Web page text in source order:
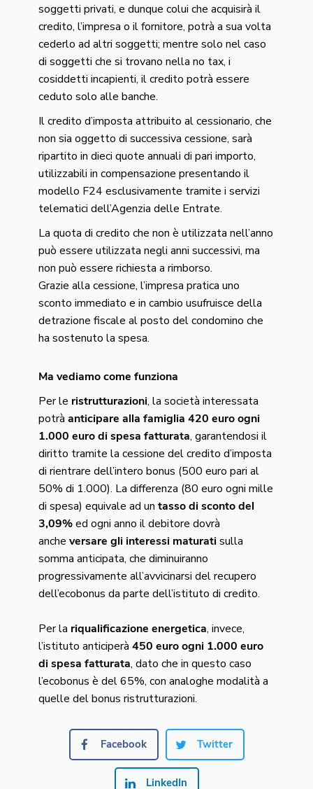
soggetti privati, e dunque colui che acquisirà il
credito, l’impresa o il fornitore, potrà a sua volta
cederlo ad altri soggetti; mentre solo nel caso
di soggetti che si trovano nella no tax, i
cosiddetti incapienti, il credito potrà essere
ceduto solo alle banche.
Il credito d’imposta attribuito al cessionario, che
non sia oggetto di successiva cessione, sarà
ripartito in dieci quote annuali di pari importo,
utilizzabili in compensazione presentando il
modello F24 esclusivamente tramite i servizi
telematici dell’Agenzia delle Entrate.
La quota di credito che non è utilizzata nell’anno
può essere utilizzata negli anni successivi, ma
non può essere richiesta a rimborso.
Grazie alla cessione, l’impresa pratica uno
sconto immediato e in cambio usufruisce della
detrazione fiscale al posto del condomino che
ha sostenuto la spesa.
Ma vediamo come funziona
Per le ristrutturazioni, la società interessata
potrà anticipare alla famiglia 420 euro ogni
1.000 euro di spesa fatturata, garantendosi il
diritto tramite la cessione del credito d’imposta
di rientrare dell’intero bonus (500 euro pari al
50% di 1.000). La differenza (80 euro ogni mille
di spesa) equivale ad un tasso di sconto del
3,09%ed ogni anno il debitore dovrà
anche versare gli interessi maturatisulla
somma anticipata, che diminuiranno
progressivamente all’avvicinarsi del recupero
dell’ecobonus da parte dell’istituto di credito.
Per la riqualificazione energetica, invece,
l’istituto anticiperà 450 euro ogni 1.000 euro
di spesa fatturata, dato che in questo caso
l’ecobonus è del 65%, con analoghe modalità a
quelle del bonus ristrutturazioni.
Facebook Twitter
LinkedIn